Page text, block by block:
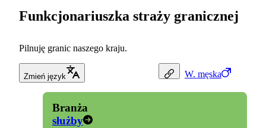
W. męska
Funkcjonariuszka straży granicznej
Pilnuję granic naszego kraju.
Zmień język
Branża
służby